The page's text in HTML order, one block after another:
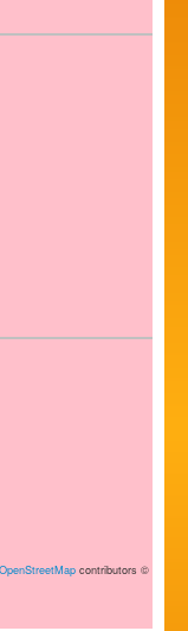
©
OpenStreetMap contributors